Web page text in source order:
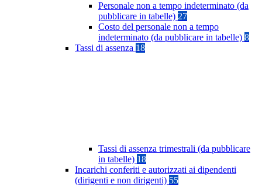
Personale non a tempo indeterminato (da
pubblicare in tabelle) 27
Costo del personale non a tempo
indeterminato (da pubblicare in tabelle) 8
Tassi di assenza 18
Tassi di assenza trimestrali (da pubblicare
in tabelle) 18
Incarichi conferiti e autorizzati ai dipendenti
(dirigenti e non dirigenti) 55